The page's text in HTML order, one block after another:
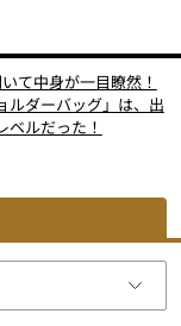
て中身が一目瞭然！
ルダーバッグ」は、出
ベルだった！